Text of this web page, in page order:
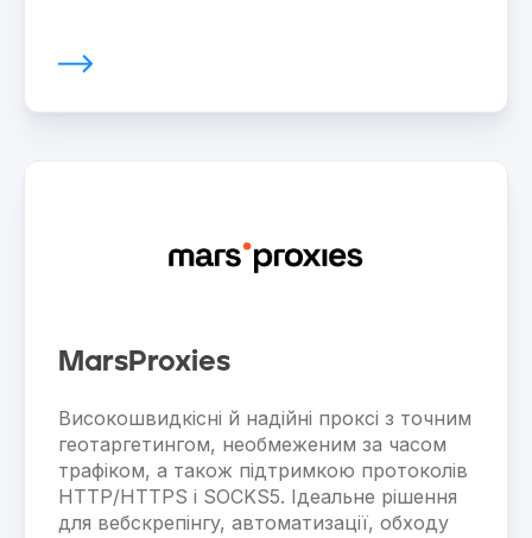
MarsProxies
Високошвидкісні й надійні проксі з точним
геотаргетингом, необмеженим за часом
трафіком, а також підтримкою протоколів
HTTP/HTTPS і SOCKS5. Ідеальне рішення
для вебскрепінгу, автоматизації, обходу